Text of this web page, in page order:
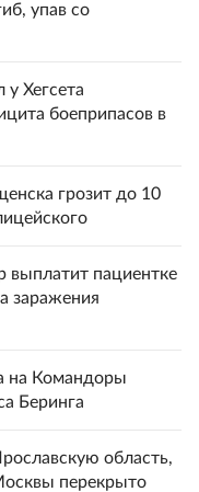
упав со
у Хегсета
боеприпасов в
грозит до 10
выплатит пациентке
заражения
на Командоры
Беринга
область,
перекрыто